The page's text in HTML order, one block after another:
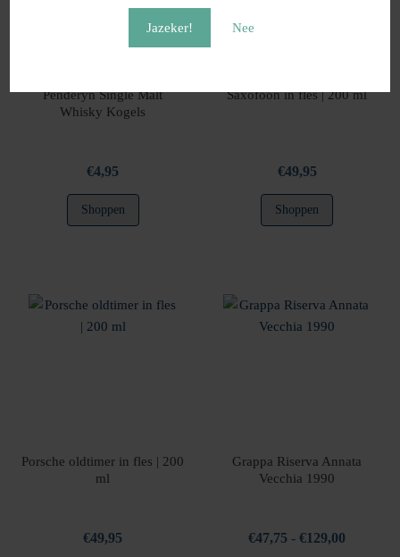
Jazeker! Nee
Penderyn Single Malt
Whisky Kogels
€4,95
Shoppen
Saxofoon in fles | 200 ml
€49,95
Shoppen
Porsche oldtimer in fles | 200
ml
€49,95
Grappa Riserva Annata
Vecchia 1990
€47,75 - €129,00